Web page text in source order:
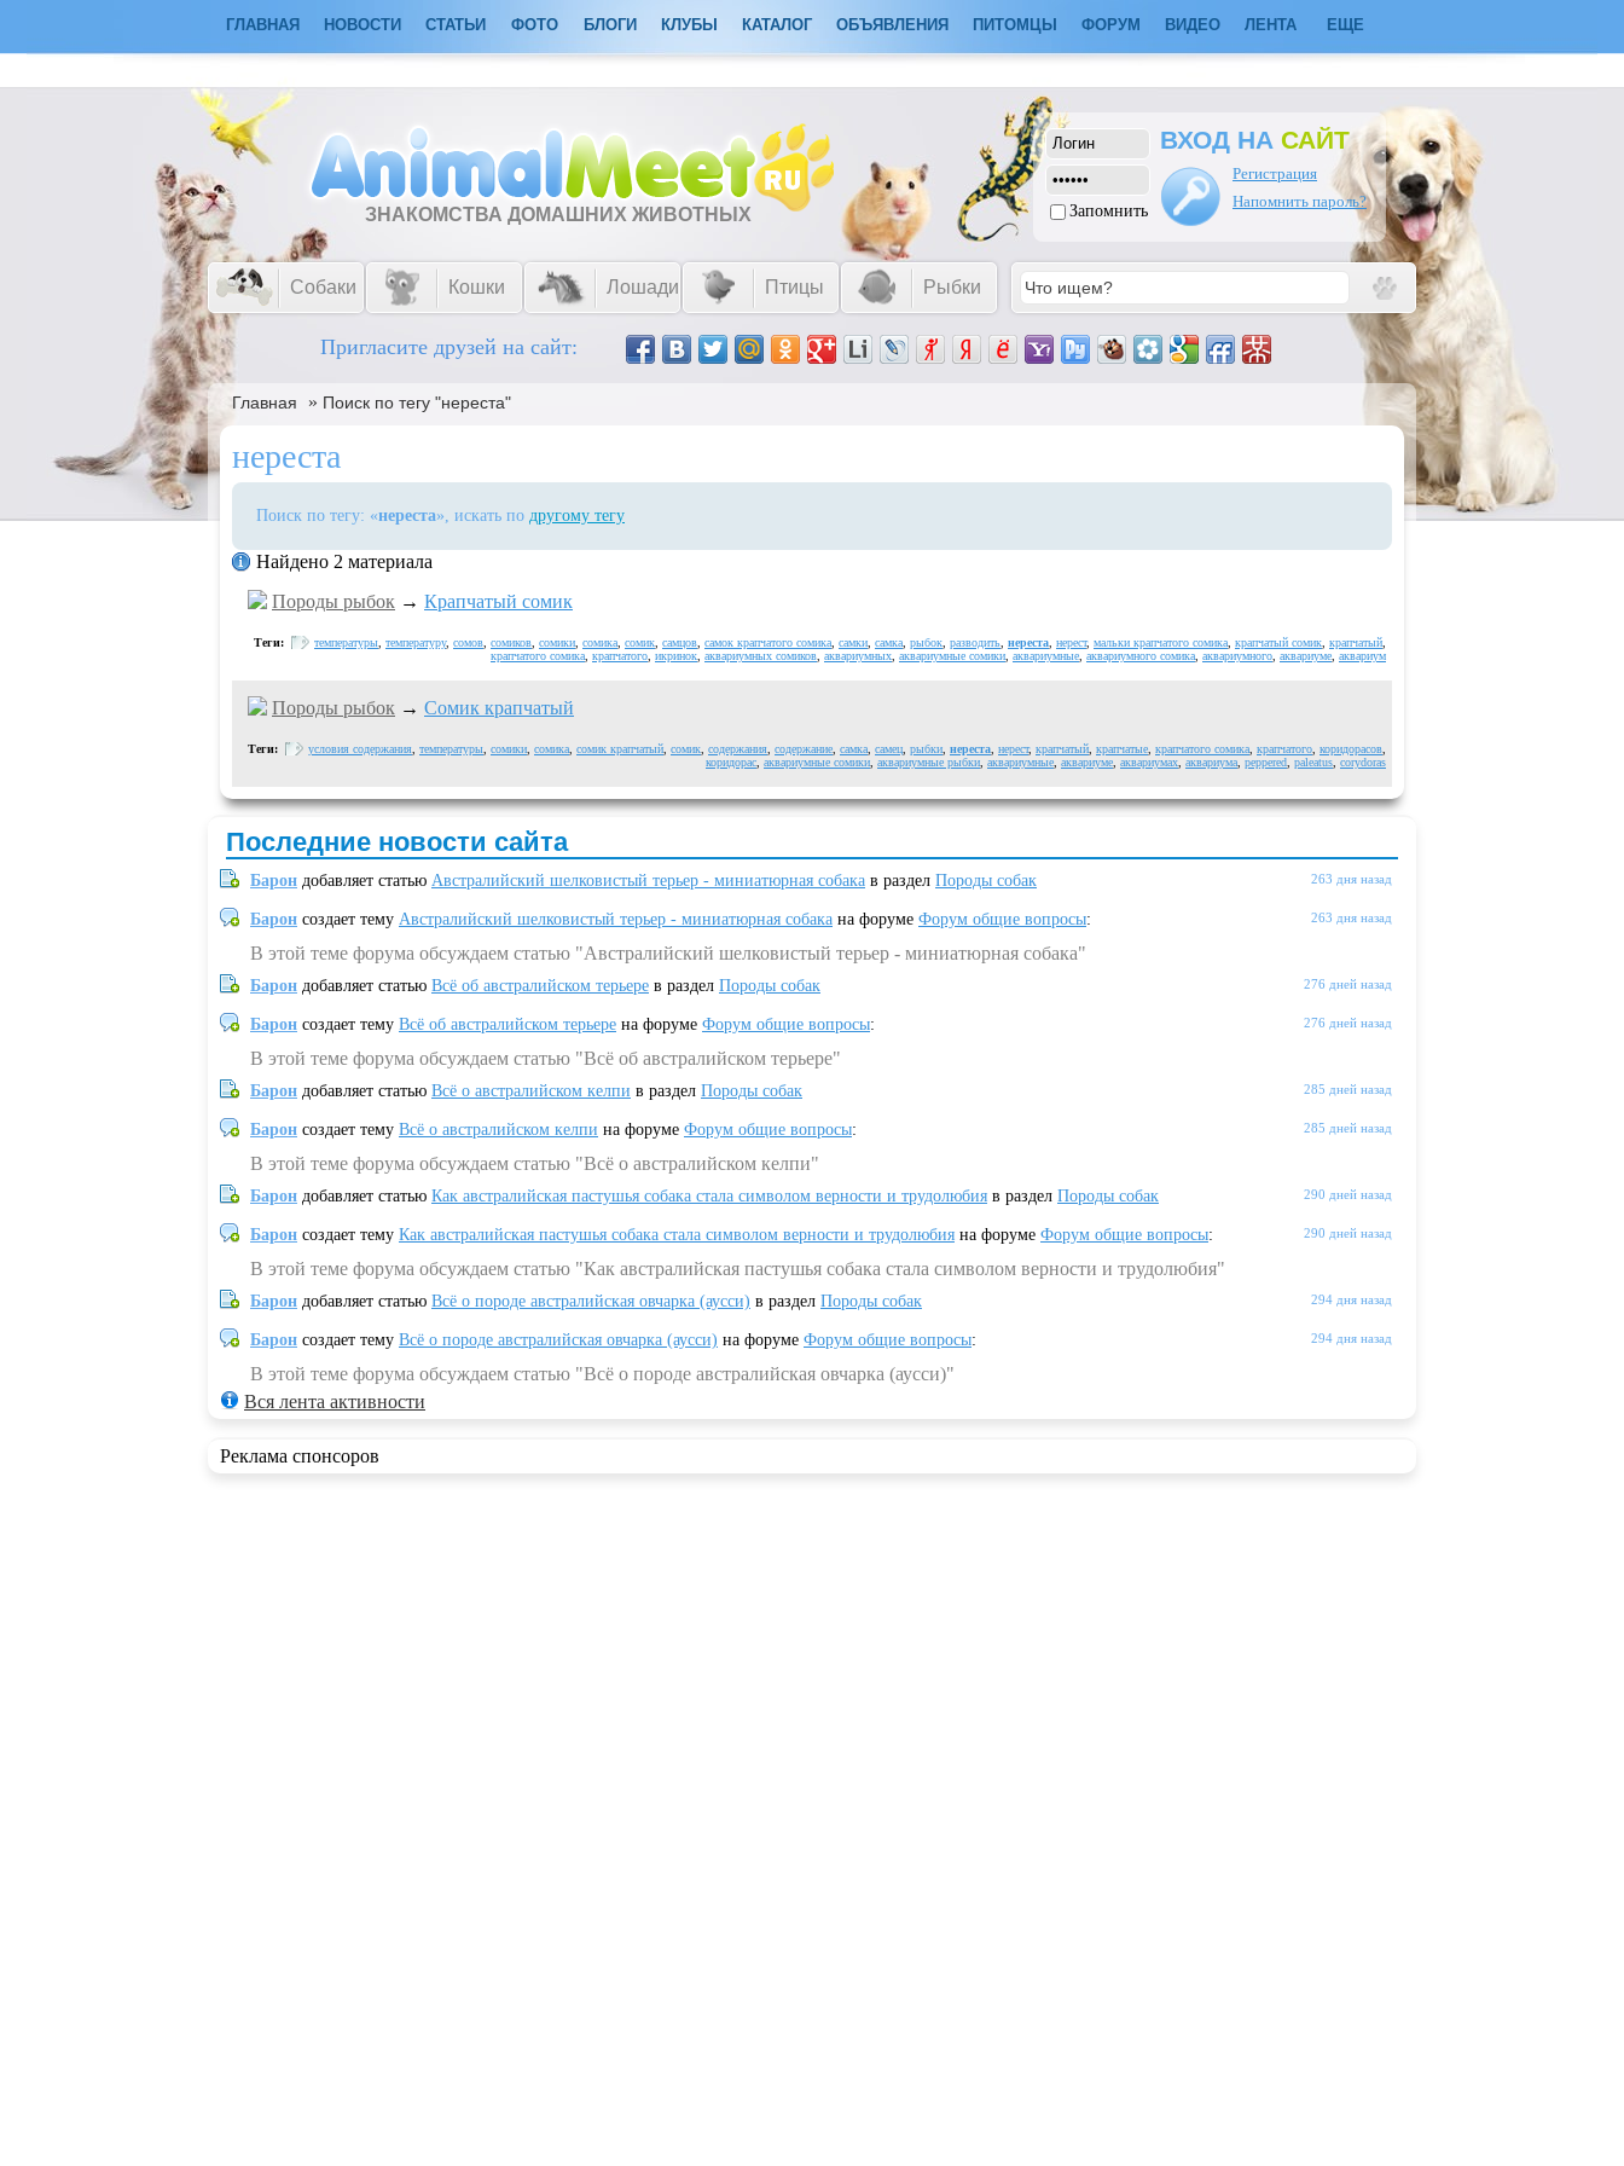
ГЛАВНАЯ НОВОСТИ СТАТЬИ ФОТО БЛОГИ КЛУБЫ КАТАЛОГ ОБЪЯВЛЕНИЯ ПИТОМЦЫ ФОРУМ ВИДЕО ЛЕНТА ЕЩЕ
ЗНАКОМСТВА ДОМАШНИХ ЖИВОТНЫХ Запомнить
ВХОД НА САЙТ
Регистрация
Напомнить пароль?
Собаки Кошки Лошади Птицы Рыбки
Пригласите друзей на сайт:
Главная » Поиск по тегу "нереста"
нереста
Поиск по тегу: «нереста», искать по другому тегу
Найдено 2 материала
Породы рыбок → Крапчатый сомик
Теги: температуры температуру, сомов сомиков сомики сомика сомик самцов самок крапчатого сомика самки самка рыбок разводить нереста нерест, мальки крапчатого сомика крапчатый сомик крапчатый
крапчатого сомика крапчатого икринок аквариумных сомиков аквариумных аквариумные сомики аквариумные аквариумного сомика аквариумного аквариуме аквариум
Породы рыбок → Сомик крапчатый
Теги: условия содержания температуры сомики сомика сомик крапчатый сомик содержания содержание самка самец рыбки нереста нерест, крапчатый крапчатые крапчатого сомика крапчатого коридорасов
коридорас аквариумные сомики аквариумные рыбки аквариумные аквариуме аквариумах аквариума peppered paleatus corydoras
Последние новости сайта
263 дня назад
Барон добавляет статью Австралийский шелковистый терьер - миниатюрная собака в раздел Породы собак
263 дня назад
Барон создает тему Австралийский шелковистый терьер - миниатюрная собака на форуме Форум общие вопросы:
В этой теме форума обсуждаем статью "Австралийский шелковистый терьер - миниатюрная собака"
276 дней назад
Барон добавляет статью Всё об австралийском терьере в раздел Породы собак
276 дней назад
Барон создает тему Всё об австралийском терьере на форуме Форум общие вопросы:
В этой теме форума обсуждаем статью "Всё об австралийском терьере"
285 дней назад
Барон добавляет статью Всё о австралийском келпи в раздел Породы собак
285 дней назад
Барон создает тему Всё о австралийском келпи на форуме Форум общие вопросы:
В этой теме форума обсуждаем статью "Всё о австралийском келпи"
290 дней назад
Барон добавляет статью Как австралийская пастушья собака стала символом верности и трудолюбия в раздел Породы собак
290 дней назад
Барон создает тему Как австралийская пастушья собака стала символом верности и трудолюбия на форуме Форум общие вопросы:
В этой теме форума обсуждаем статью "Как австралийская пастушья собака стала символом верности и трудолюбия"
294 дня назад
Барон добавляет статью Всё о породе австралийская овчарка (аусси) в раздел Породы собак
294 дня назад
Барон создает тему Всё о породе австралийская овчарка (аусси) на форуме Форум общие вопросы:
В этой теме форума обсуждаем статью "Всё о породе австралийская овчарка (аусси)"
Вся лента активности
Реклама спонсоров